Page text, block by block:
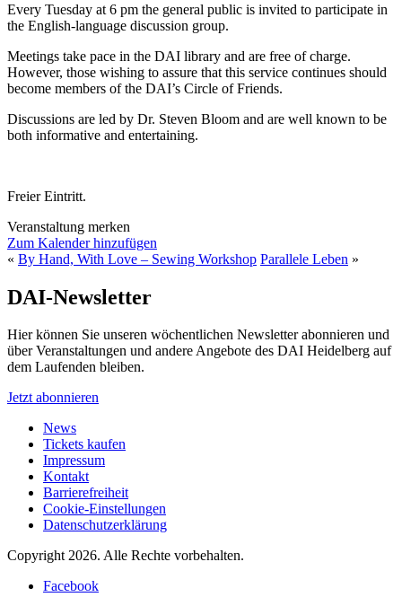
Every Tuesday at 6 pm the general public is invited to participate in
the English-language discussion group.
Meetings take pace in the DAI library and are free of charge.
However, those wishing to assure that this service continues should
become members of the DAI’s Circle of Friends.
Discussions are led by Dr. Steven Bloom and are well known to be
both informative and entertaining.
Freier Eintritt.
Veranstaltung merken
Zum Kalender hinzufügen
« By Hand, With Love – Sewing Workshop Parallele Leben »
DAI-Newsletter
Hier können Sie unseren wöchentlichen Newsletter abonnieren und
über Veranstaltungen und andere Angebote des DAI Heidelberg auf
dem Laufenden bleiben.
Jetzt abonnieren
News
Tickets kaufen
Impressum
Kontakt
Barrierefreiheit
Cookie-Einstellungen
Datenschutzerklärung
Copyright 2026. Alle Rechte vorbehalten.
Facebook